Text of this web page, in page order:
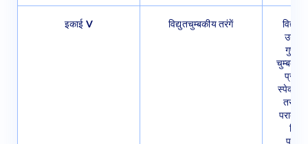
इकाई V विद्युतचुम्बकीय तरंगें
उनके
स्पेक्ट्रम
तरंगें,